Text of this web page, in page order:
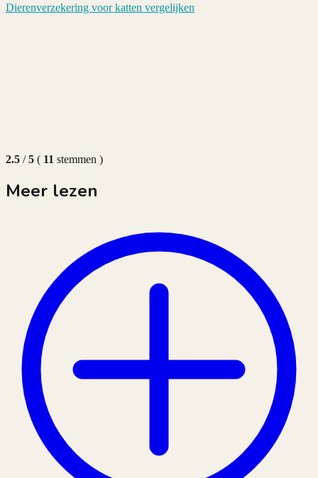
Dierenverzekering voor katten vergelijken
2.5 / 5 ( 11 stemmen )
Meer lezen